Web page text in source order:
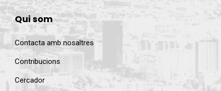
Qui som
Contacta amb nosaltres
Contribucions
Cercador